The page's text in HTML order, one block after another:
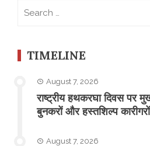
TIMELINE
August 7, 2026
राष्ट्रीय हथकरघा दिवस पर
बुनकरों और हस्तशिल्प
August 7, 2026